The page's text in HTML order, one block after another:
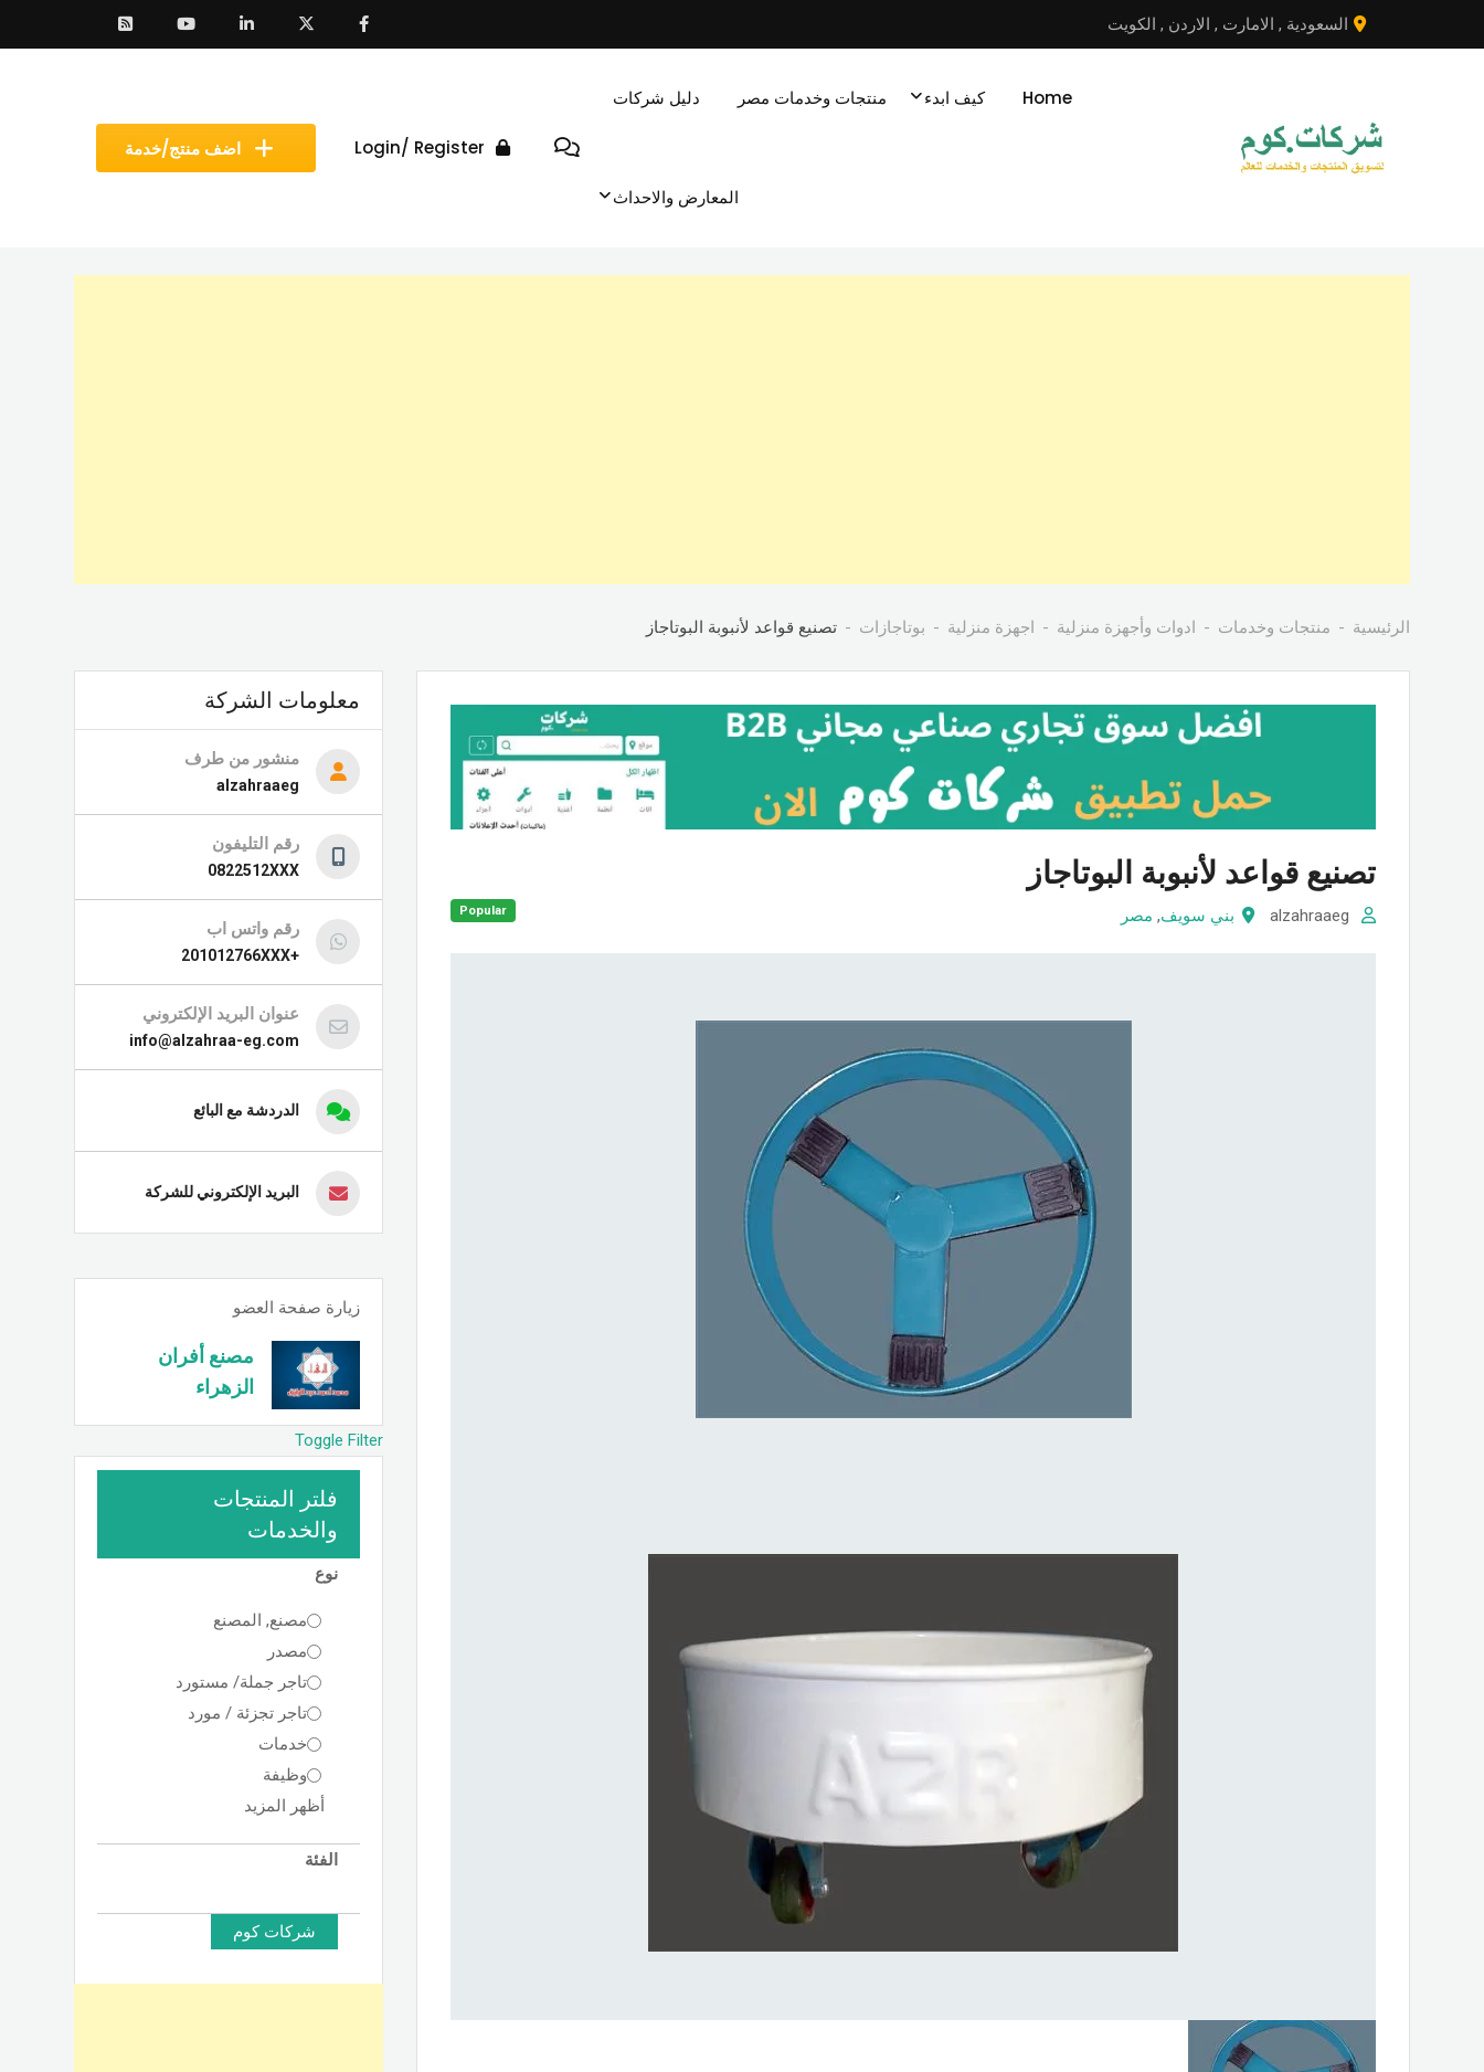
إلى
السعودية , الامارت , الاردن , الكويت
اضف منتج/خدمة Login/ Register
Home كيف ابدء منتجات وخدمات مصر دليل شركات
المعارض والاحداث
الرئيسية منتجات وخدمات ادوات وأجهزة منزلية اجهزة منزلية بوتاجازات تصنيع قواعد لأنبوبة البوتاجاز
تصنيع قواعد لأنبوبة البوتاجاز
بني سويف, مصر Popular
معلومات الشركة
منشور من طرف
alzahraaeg
رقم التليفون
0822512XXX
رقم واتس اب
+201012766XXX
عنوان البريد الإلكتروني
info@alzahraa-eg.com
الدردشة مع البائع
البريد الإلكتروني للشركة
زيارة صفحة العضو
مصنع أفران
الزهراء
Toggle Filter
فلتر المنتجات
والخدمات
نوع
مصنع, المصنع
مصدر
تاجر جملة/ مستورد
تاجر تجزئة / مورد
خدمات
وظيفة
أظهر المزيد
الفئة
شركات كوم